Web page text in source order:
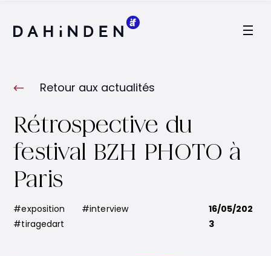
Logo Dahinden
Retour aux actualités
Rétrospective du
festival BZH PHOTO à
Paris
#exposition
#interview
#tiragedart
16/05/202
3